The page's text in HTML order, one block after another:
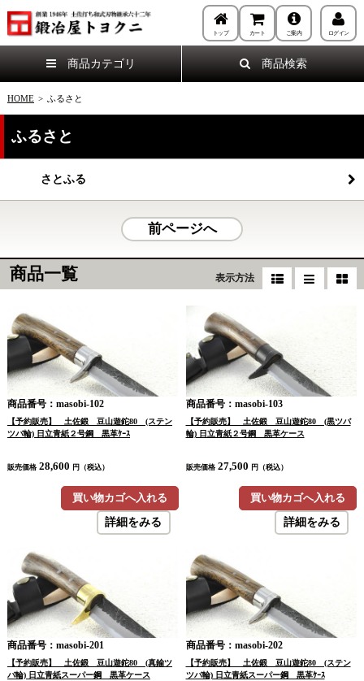
トップ カート ご案内 ログイン
商品カテゴリ 商品検索
HOME > ふるさと
ふるさと
さとふる
前ページへ
商品一覧 表示方法
商品番号：masobi-102
【予約販売】 土佐鍛 豆山遊鉈80 (ステン
ツバ輪) 日立青紙２号鋼 黒革ｹｰｽ
販売価格 28,600 円（税込）
買い物カゴへ入れる
詳細をみる
商品番号：masobi-103
【予約販売】 土佐鍛 豆山遊鉈80 (黒ツバ
輪) 日立青紙２号鋼 黒革ケース
販売価格 27,500 円（税込）
買い物カゴへ入れる
詳細をみる
商品番号：masobi-201
【予約販売】 土佐鍛 豆山遊鉈80 (真鍮ツ
バ輪) 日立青紙スーパー鋼 黒革ケース
商品番号：masobi-202
【予約販売】 土佐鍛 豆山遊鉈80 (ステン
ツバ輪) 日立青紙スーパー鋼 黒革ｹｰｽ